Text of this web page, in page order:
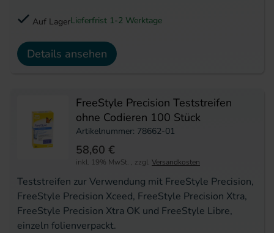
Auf LagerLieferfrist 1-2 Werktage
Details ansehen
FreeStyle Precision Teststreifen
ohne Codieren 100 Stück
Artikelnummer: 78662-01
Teststreifen zur Verwendung mit FreeStyle Precision,
FreeStyle Precision Xceed, FreeStyle Precision Xtra,
FreeStyle Precision Xtra OK und FreeStyle Libre,
einzeln folienverpackt.
58,60 €
inkl. 19% MwSt. , zzgl. Versandkosten